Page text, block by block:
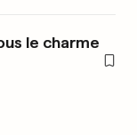
le charme